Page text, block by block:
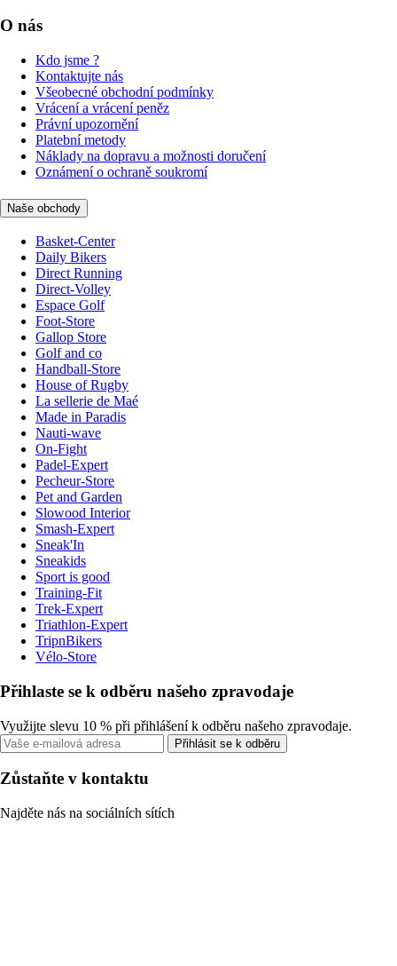
O nás
Kdo jsme ?
Kontaktujte nás
Všeobecné obchodní podmínky
Vrácení a vrácení peněz
Právní upozornění
Platební metody
Náklady na dopravu a možnosti doručení
Oznámení o ochraně soukromí
Naše obchody
Basket-Center
Daily Bikers
Direct Running
Direct-Volley
Espace Golf
Foot-Store
Gallop Store
Golf and co
Handball-Store
House of Rugby
La sellerie de Maé
Made in Paradis
Nauti-wave
On-Fight
Padel-Expert
Pecheur-Store
Pet and Garden
Slowood Interior
Smash-Expert
Sneak'In
Sneakids
Sport is good
Training-Fit
Trek-Expert
Triathlon-Expert
TripnBikers
Vélo-Store
Přihlaste se k odběru našeho zpravodaje
Využijte slevu 10 % při přihlášení k odběru našeho zpravodaje.
Přihlásit se k odběru
Zůstaňte v kontaktu
Najděte nás na sociálních sítích